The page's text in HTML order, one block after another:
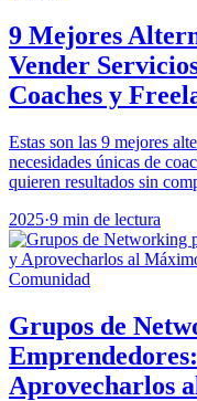
9 Mejores
Vender
Coaches y
Estas son las 9 mejores
necesidades únicas de
quieren resultados sin
2025·9 min de lectura
Comunidad
Grupos de
Aprovecharlos